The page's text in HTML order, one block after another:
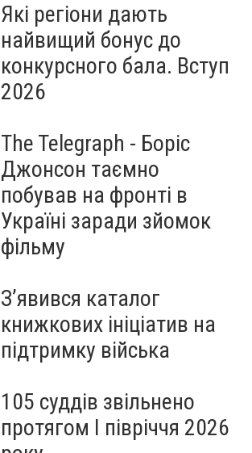
Які регіони дають
найвищий бонус до
конкурсного бала. Вступ
2026
The Telegraph - Боріс
Джонсон таємно
побував на фронті в
Україні заради зйомок
фільму
З’явився каталог
книжкових ініціатив на
підтримку війська
105 суддів звільнено
протягом I півріччя 2026